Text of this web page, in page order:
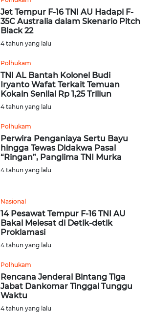
Jet Tempur F-16 TNI AU Hadapi F-
35C Australia dalam Skenario Pitch
Black 22
4 tahun yang lalu
Polhukam
TNI AL Bantah Kolonel Budi
Iryanto Wafat Terkait Temuan
Kokain Senilai Rp 1,25 Triliun
4 tahun yang lalu
Polhukam
Perwira Penganiaya Sertu Bayu
hingga Tewas Didakwa Pasal
“Ringan”, Panglima TNI Murka
4 tahun yang lalu
Nasional
14 Pesawat Tempur F-16 TNI AU
Bakal Melesat di Detik-detik
Proklamasi
4 tahun yang lalu
Polhukam
Rencana Jenderal Bintang Tiga
Jabat Dankomar Tinggal Tunggu
Waktu
4 tahun yang lalu